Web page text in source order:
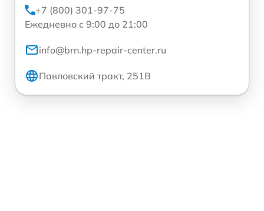
+7 (800) 301-97-75
Ежедневно с 9:00 до 21:00
info@brn.hp-repair-center.ru
Павловский тракт, 251В